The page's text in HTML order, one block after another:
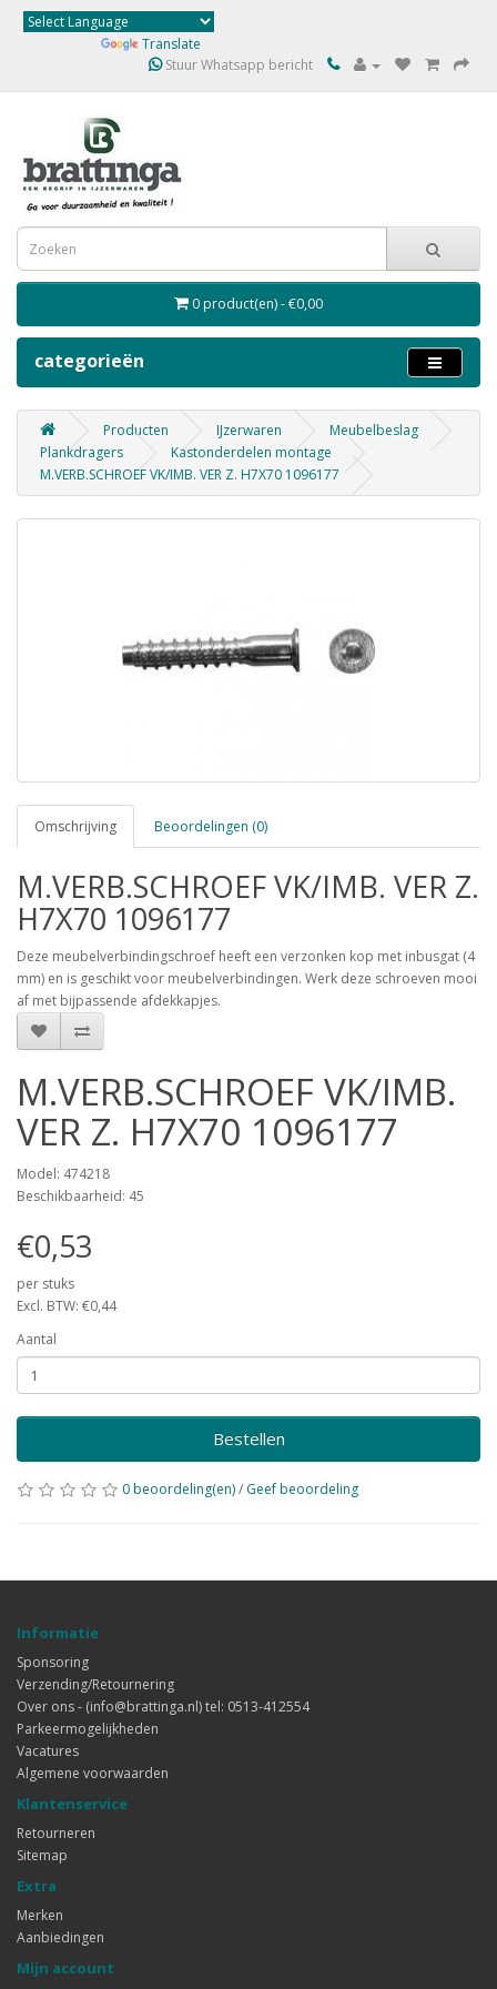
Translate
Stuur Whatsapp bericht
0 product(en) - €0,00
categorieën
Producten IJzerwaren
Meubelbeslag
Plankdragers
Kastonderdelen montage
M.VERB.SCHROEF VK/IMB. VER Z. H7X70 1096177
Omschrijving Beoordelingen (0)
M.VERB.SCHROEF VK/IMB. VER Z.
H7X70 1096177
Deze meubelverbindingschroef heeft een verzonken kop met inbusgat (4
mm) en is geschikt voor meubelverbindingen. Werk deze schroeven mooi
af met bijpassende afdekkapjes.
M.VERB.SCHROEF VK/IMB.
VER Z. H7X70 1096177
Model: 474218
Beschikbaarheid: 45
€0,53
per stuks
Excl. BTW: €0,44
Aantal
Bestellen
0 beoordeling(en)/ Geef beoordeling
Informatie
Sponsoring
Verzending/Retournering
Over ons - (info@brattinga.nl) tel: 0513-412554
Parkeermogelijkheden
Vacatures
Algemene voorwaarden
Klantenservice
Retourneren
Sitemap
Extra
Merken
Aanbiedingen
Mijn account